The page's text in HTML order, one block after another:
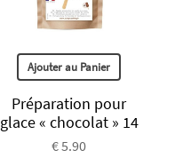
Ajouter au Panier
Préparation pour
glace « chocolat » 14
€ 5.90